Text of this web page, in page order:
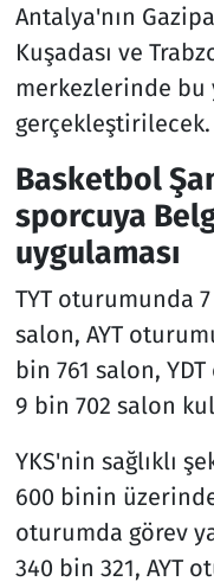
Antalya'nın
Kuşadası ve
merkezlerinde bu
gerçekleştirilecek.
Basketbol
sporcuya
uygulaması
TYT oturumunda
salon, AYT
bin 761 salon,
9 bin 702 salon
YKS'nin sağlıklı
600 binin
oturumda görev
340 bin 321, AYT